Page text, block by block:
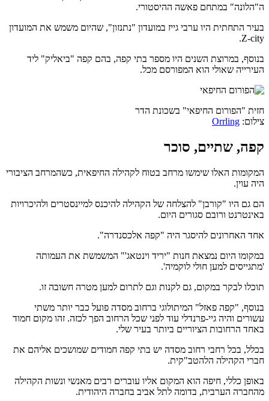
ה"הלונה" במתחם פאשה ההיסטורי.
בעיר התחתית היו ערבי גייז במועדון "נתנזון", שהיום משמש את המועדון
Z-city.
בנוסף, במרוצת השנים היו מספר בתי קפה, בהם קפה "ביאליק" ליד
העירייה שאולי הוא המפורסם מכל.
חזית "הפורום החיפאי" בשכונת הדר
צילום: Orrling
קפה, שתיים, סוכר
המקומות האלו שימשו מרחב בטוח לקהילה החיפאית, כשהמרחב הציבורי
היה עוין.
הם גם היו "קורבן" להצלחה של הקהילה להיכנס למיינסטרים ולהיכרויות
באינטרנט ורובם סגורים היום.
אחד האחרונים להיסגר היה "קפה אלכסנדרה".
במקומו היום נמצאת חנות "יריד וינטאג'" המשמשת את העמותה
'מתגייסים למען חולי לוקמיה'.
תוכלו לבקר במקום, גם לקנות וגם לתרום למען מטרה חשובה זו.
בנוסף, "קפה פאזל" המיתולוגי ברחוב מסדה פועל כבר יותר משתי
עשורים והיה גיי-פרנדלי עוד לפני שכל הרחוב הפך לכזה. זהו מקום חמוד
באחד הרחובות הציוריים ביותר בעיר שלי.
בכלל, בכל רחבי רחוב מסדה יש בתי קפה חמודים שמושכים אליהם את
חברי הקהילה הלהטב"קית.
באופן כללי, חיפה הוא המקום אליו עוברים רבים מאנשי ונשות הקהילה
מהחברה הערבית, בדומה לתל אביב בחברה היהודית.